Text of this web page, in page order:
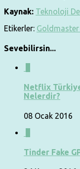
Kaynak: Teknoloji
Etikerler:
Sevebilirsin...
Netflix
Nelerdir?
08 Ocak 2016
Tinder Fake